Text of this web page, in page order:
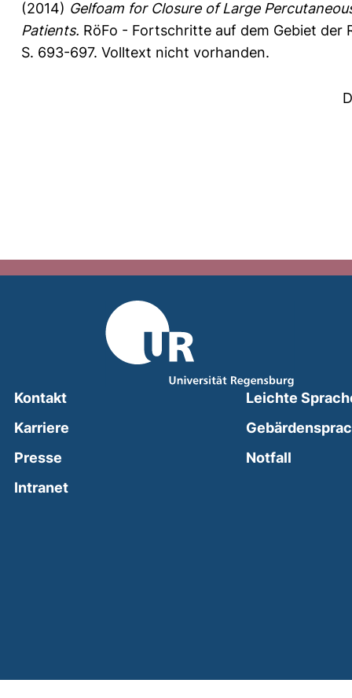
(2014) Gelfoam for Closure of Large
Patients. RöFo - Fortschritte auf dem Gebiet der
S. 693-697. Volltext nicht vorhanden.
Kontakt
Karriere
Presse
Intranet(external link, opens in a new window)
Leichte
Notfall